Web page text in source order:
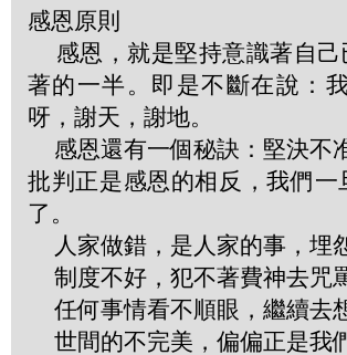
感恩原則
感恩，就是堅持意識著自己
著的一半。即是不斷在說：
呀，謝天，謝地。
感恩還有一個秘訣：堅決不
批判正是感恩的相反，我們
了。
人家做錯，是人家的事，埋
制度不好，犯不著費神去咒
任何事情看不順眼，繼續去
世間的不完美，偏偏正是我